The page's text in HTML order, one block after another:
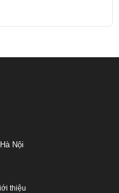
Nội
thiệu